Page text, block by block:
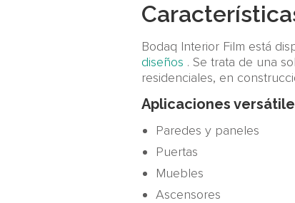
Bodaq Interior Film está
diseños . Se trata de una
residenciales, en
Aplicaciones
Paredes y paneles
Puertas
Muebles
Ascensores